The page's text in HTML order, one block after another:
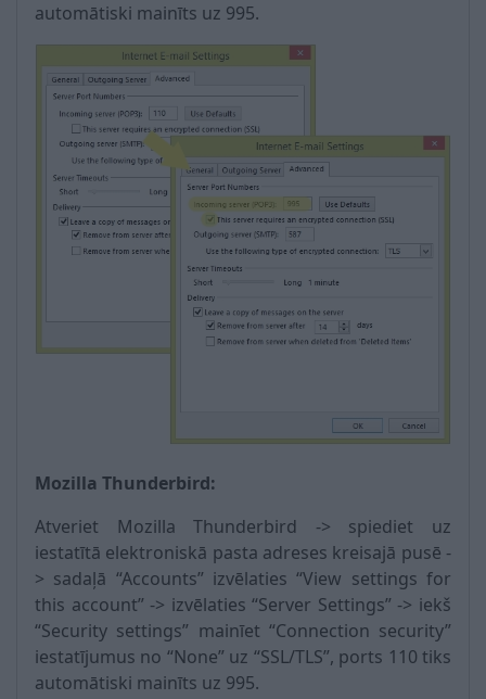
automātiski mainīts uz 995.
Mozilla Thunderbird:
Atveriet Mozilla Thunderbird -> spiediet uz
iestatītā elektroniskā pasta adreses kreisajā pusē -
> sadaļā “Accounts” izvēlaties “View settings for
this account” -> izvēlaties “Server Settings” -> iekš
“Security settings” mainīet “Connection security”
iestatījumus no “None” uz “SSL/TLS”, ports 110 tiks
automātiski mainīts uz 995.